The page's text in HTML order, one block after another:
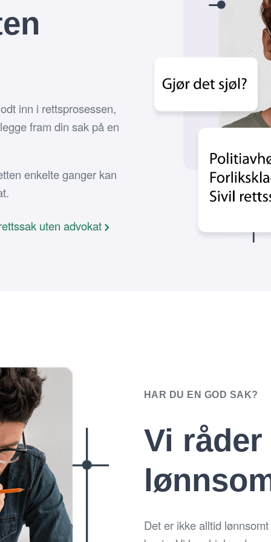
inn i rettsprosessen,
fram din sak på en
enkelte ganger kan
uten advokat
HAR DU EN GOD SAK?
Vi råder
Det er ikke alltid